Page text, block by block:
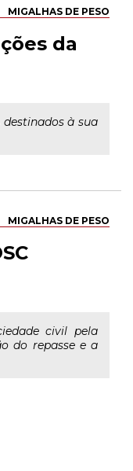
MIGALHAS DE PESO
da
à sua
MIGALHAS DE PESO
civil pela
do repasse e a